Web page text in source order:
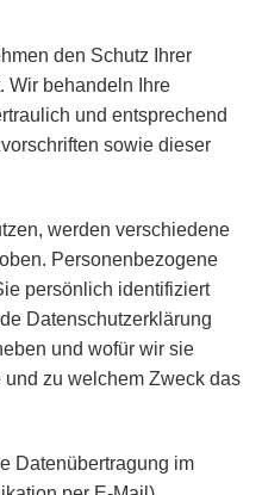
den Schutz Ihrer
Wir behandeln Ihre
und entsprechend
sowie dieser
werden verschiedene
Personenbezogene
persönlich identifiziert
Datenschutzerklärung
und wofür wir sie
zu welchem Zweck das
Datenübertragung im